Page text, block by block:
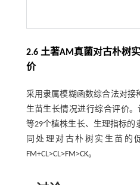
2.6 土著AM真菌对古朴树
价
采用隶属模糊函数综合法对接
生苗生长情况进行综合评价
等29个植株生长、生理指标的
同处理对古朴树实生苗的
FM+CL>CL>FM>CK。